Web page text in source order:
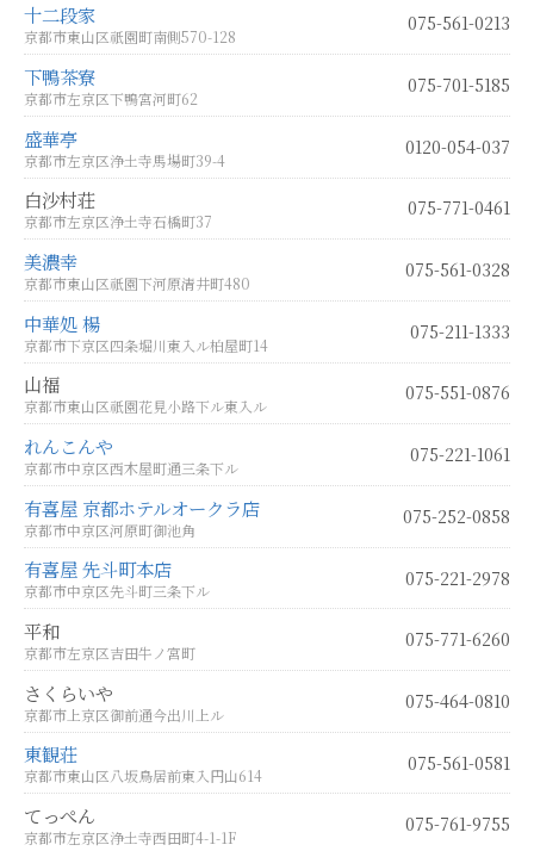
十二段家
京都市東山区祇園町南側570-128
075-561-0213
下鴨茶寮
京都市左京区下鴨宮河町62
075-701-5185
盛華亭
京都市左京区浄土寺馬場町39-4
0120-054-037
白沙村荘
京都市左京区浄土寺石橋町37
075-771-0461
美濃幸
京都市東山区祇園下河原清井町480
075-561-0328
中華処 楊
京都市下京区四条堀川東入ル柏屋町14
075-211-1333
山福
京都市東山区祇園花見小路下ル東入ル
075-551-0876
れんこんや
京都市中京区西木屋町通三条下ル
075-221-1061
有喜屋 京都ホテルオークラ店
京都市中京区河原町御池角
075-252-0858
有喜屋 先斗町本店
京都市中京区先斗町三条下ル
075-221-2978
平和
京都市左京区吉田牛ノ宮町
075-771-6260
さくらいや
京都市上京区御前通今出川上ル
075-464-0810
東観荘
京都市東山区八坂鳥居前東入円山614
075-561-0581
てっぺん
京都市左京区浄土寺西田町4-1-1F
075-761-9755